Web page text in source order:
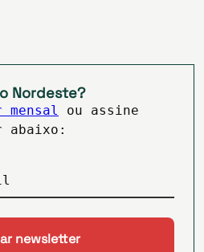
Nordeste?
mensal
ou assine
abaixo: